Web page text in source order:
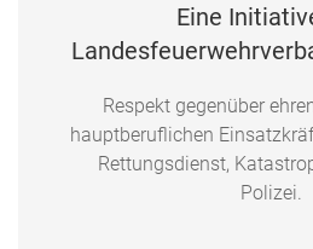
Eine
Respekt gegenüber
hauptberuflichen
Rettungsdienst,
Polizei.